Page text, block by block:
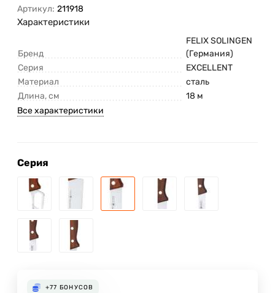
Артикул: 211918
Характеристики
Бренд
FELIX SOLINGEN
(Германия)
Серия
EXCELLENT
Материал
сталь
Длина, см
18 м
Все характеристики
Серия
+77 БОНУСОВ